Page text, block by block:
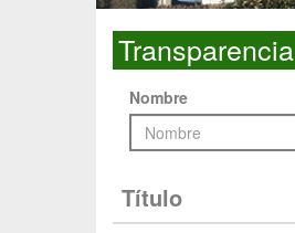
Transparencia
Nombre
Título